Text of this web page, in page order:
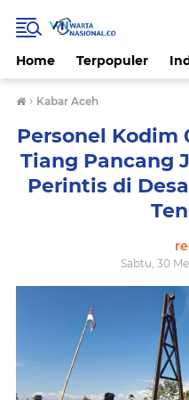
Home Terpopuler
› Kabar Aceh
Personel Kodim
Tiang Pancang
Perintis di
Sabtu, 30